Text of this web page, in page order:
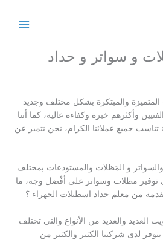
و سواتر و حداد
والمبتكرة بشكل مختلف وجديد
وأكثرهم خبرة وكفاءة عالية، كما أننا
جميع عملائنا الكرام، نحن نتميز عن
و المَظلات والمستودعات بمختلف
توفير مظلات وسواتر على أفْضل وجه، ما
من معلم حداد اسطبلات الجهراء ؟
العديد والعديد من الأنواع والتي تختلف
لدى شركتنا الكثير والكثير من